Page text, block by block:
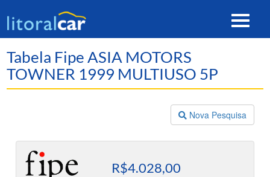
Toggle
Tabela Fipe ASIA MOTORS
TOWNER 1999 MULTIUSO 5P
Nova Pesquisa
R$4.028,00